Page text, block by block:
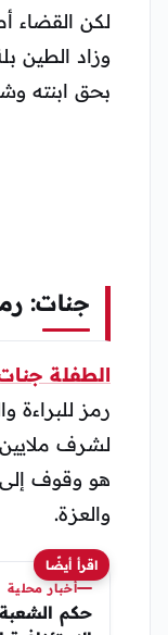
لكن القضاء
وزاد الطين
بحق ابنته
جنات:
الطفلة
رمز للبراءة
لشرف ملايين
هو وقوف
والعزة.
اقرأ أيضًا
أخبار محلية
حكم الشعبة